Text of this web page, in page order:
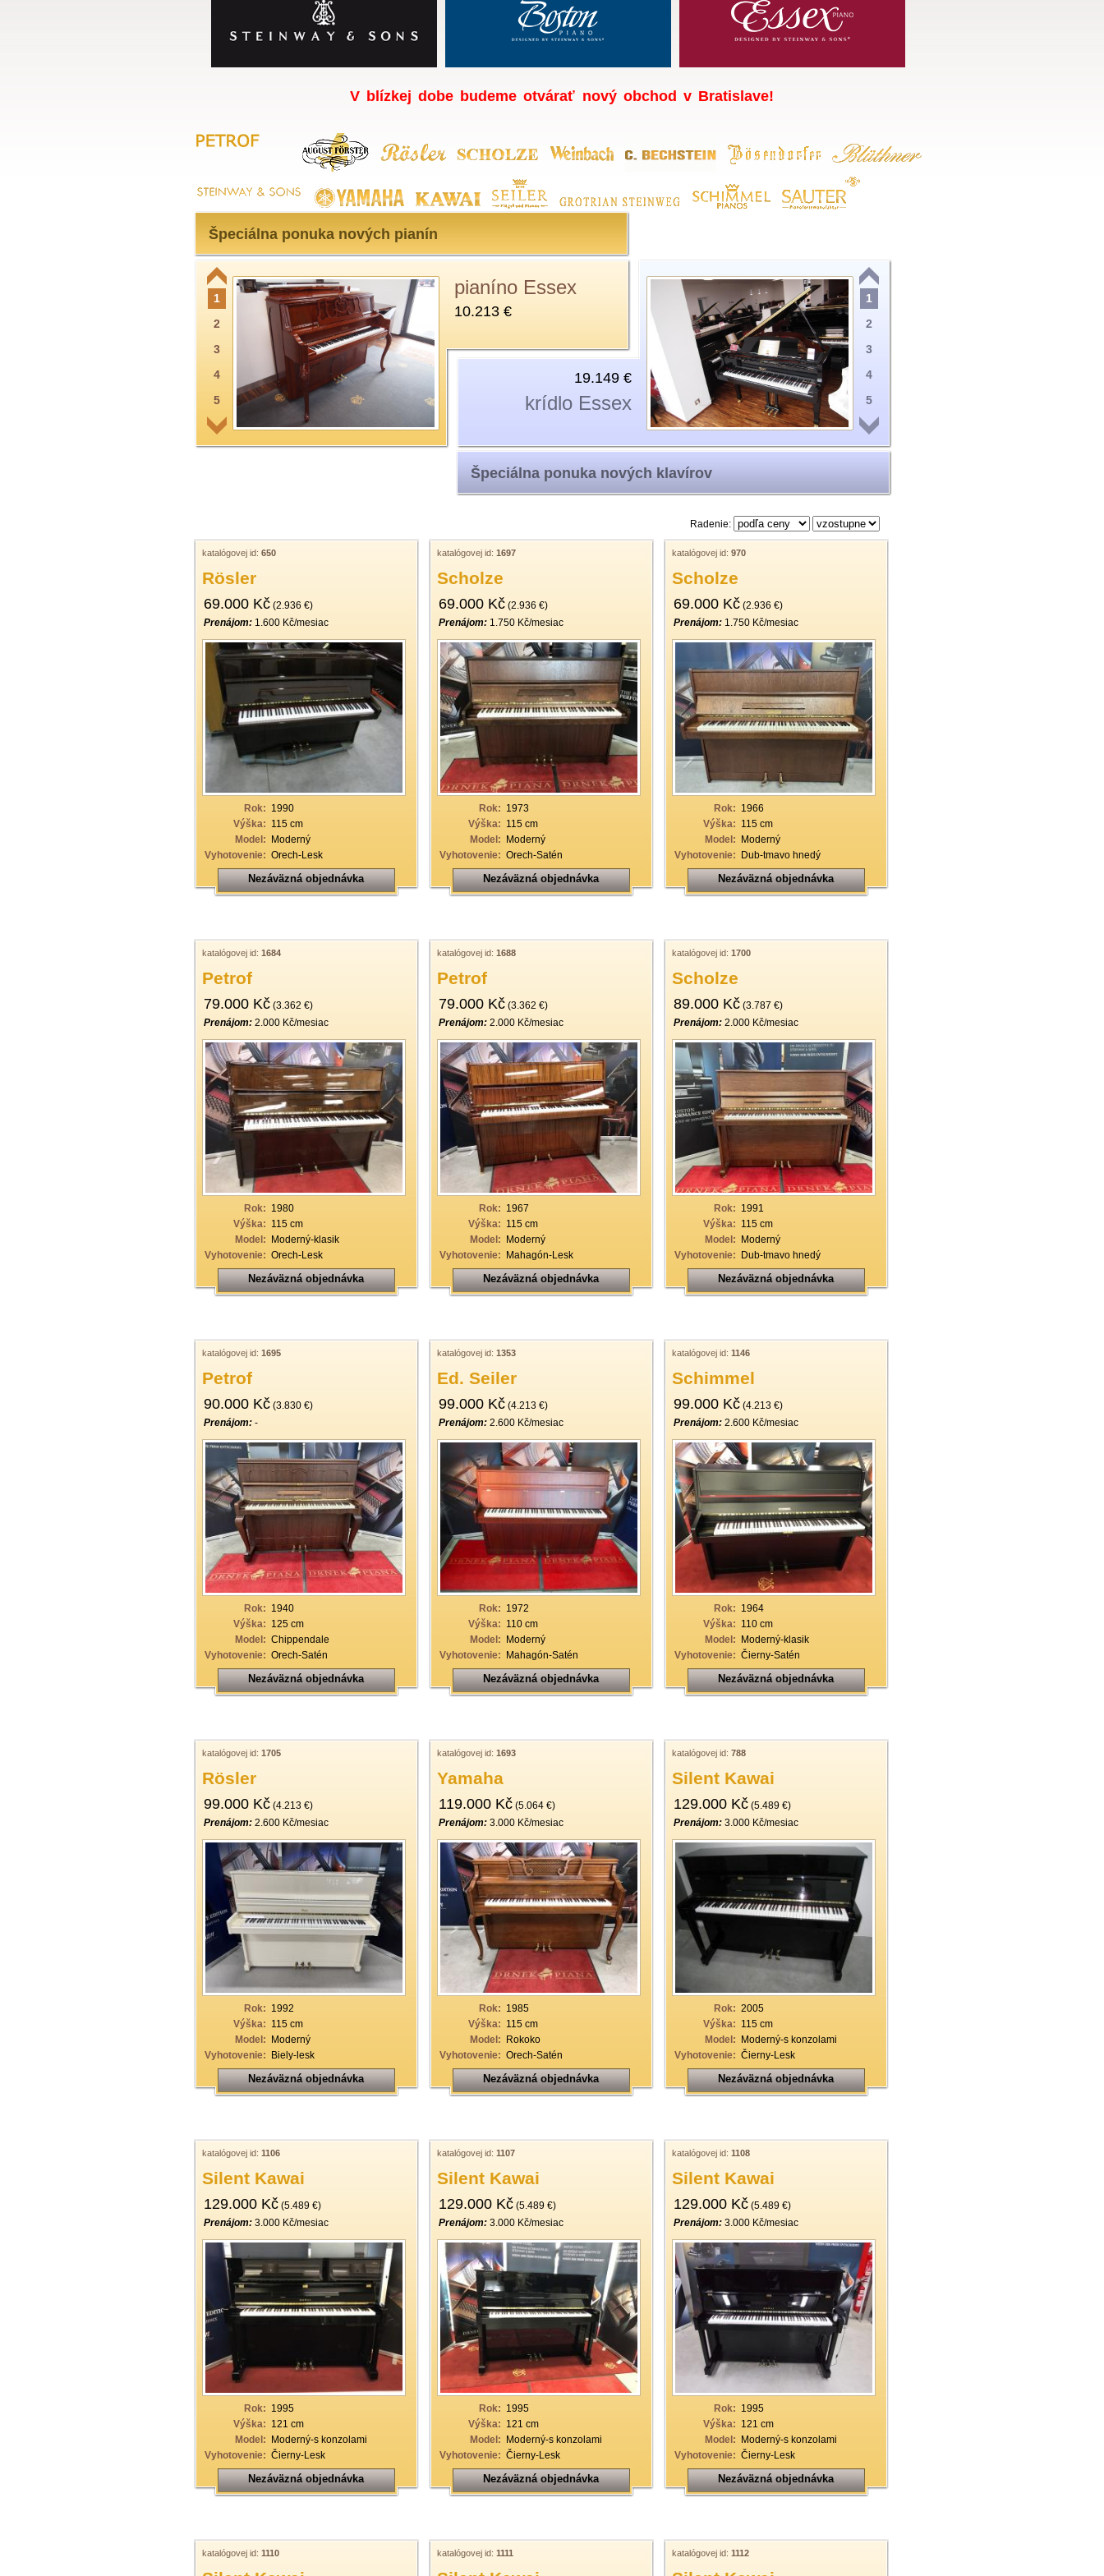
V blízkej dobe budeme otvárať nový obchod v Bratislave!
Špeciálna ponuka nových pianín
pianíno Essex
10.213 €
pianíno Essex
10.213 €
19.149 €
krídlo Essex
1
2
3
4
5
6
7
11
12
13
14
15
16
17
18
23
24
27
28
29
30
31
32
33
35
39
40
1
2
3
4
5
6
7
10
15
16
18
19
Špeciálna ponuka nových klavírov
Radenie:
katalógovej id: 650
Rösler
69.000 Kč(2.936 €)
Prenájom:1.600 Kč/mesiac
Rok: 1990
Výška: 115 cm
Model: Moderný
Vyhotovenie: Orech-Lesk
Nezáväzná objednávka
katalógovej id: 1697
Scholze
69.000 Kč(2.936 €)
Prenájom:1.750 Kč/mesiac
Rok: 1973
Výška: 115 cm
Model: Moderný
Vyhotovenie: Orech-Satén
Nezáväzná objednávka
katalógovej id: 970
Scholze
69.000 Kč(2.936 €)
Prenájom:1.750 Kč/mesiac
Rok: 1966
Výška: 115 cm
Model: Moderný
Vyhotovenie: Dub-tmavo hnedý
Nezáväzná objednávka
katalógovej id: 1684
Petrof
79.000 Kč(3.362 €)
Prenájom:2.000 Kč/mesiac
Rok: 1980
Výška: 115 cm
Model: Moderný-klasik
Vyhotovenie: Orech-Lesk
Nezáväzná objednávka
katalógovej id: 1688
Petrof
79.000 Kč(3.362 €)
Prenájom:2.000 Kč/mesiac
Rok: 1967
Výška: 115 cm
Model: Moderný
Vyhotovenie: Mahagón-Lesk
Nezáväzná objednávka
katalógovej id: 1700
Scholze
89.000 Kč(3.787 €)
Prenájom:2.000 Kč/mesiac
Rok: 1991
Výška: 115 cm
Model: Moderný
Vyhotovenie: Dub-tmavo hnedý
Nezáväzná objednávka
katalógovej id: 1695
Petrof
90.000 Kč(3.830 €)
Prenájom:-
Rok: 1940
Výška: 125 cm
Model: Chippendale
Vyhotovenie: Orech-Satén
Nezáväzná objednávka
katalógovej id: 1353
Ed. Seiler
99.000 Kč(4.213 €)
Prenájom:2.600 Kč/mesiac
Rok: 1972
Výška: 110 cm
Model: Moderný
Vyhotovenie: Mahagón-Satén
Nezáväzná objednávka
katalógovej id: 1146
Schimmel
99.000 Kč(4.213 €)
Prenájom:2.600 Kč/mesiac
Rok: 1964
Výška: 110 cm
Model: Moderný-klasik
Vyhotovenie: Čierny-Satén
Nezáväzná objednávka
katalógovej id: 1705
Rösler
99.000 Kč(4.213 €)
Prenájom:2.600 Kč/mesiac
Rok: 1992
Výška: 115 cm
Model: Moderný
Vyhotovenie: Biely-lesk
Nezáväzná objednávka
katalógovej id: 1693
Yamaha
119.000 Kč(5.064 €)
Prenájom:3.000 Kč/mesiac
Rok: 1985
Výška: 115 cm
Model: Rokoko
Vyhotovenie: Orech-Satén
Nezáväzná objednávka
katalógovej id: 788
Silent Kawai
129.000 Kč(5.489 €)
Prenájom:3.000 Kč/mesiac
Rok: 2005
Výška: 115 cm
Model: Moderný-s konzolami
Vyhotovenie: Čierny-Lesk
Nezáväzná objednávka
katalógovej id: 1106
Silent Kawai
129.000 Kč(5.489 €)
Prenájom:3.000 Kč/mesiac
Rok: 1995
Výška: 121 cm
Model: Moderný-s konzolami
Vyhotovenie: Čierny-Lesk
Nezáväzná objednávka
katalógovej id: 1107
Silent Kawai
129.000 Kč(5.489 €)
Prenájom:3.000 Kč/mesiac
Rok: 1995
Výška: 121 cm
Model: Moderný-s konzolami
Vyhotovenie: Čierny-Lesk
Nezáväzná objednávka
katalógovej id: 1108
Silent Kawai
129.000 Kč(5.489 €)
Prenájom:3.000 Kč/mesiac
Rok: 1995
Výška: 121 cm
Model: Moderný-s konzolami
Vyhotovenie: Čierny-Lesk
Nezáväzná objednávka
katalógovej id: 1110 katalógovej id: 1111 katalógovej id: 1112